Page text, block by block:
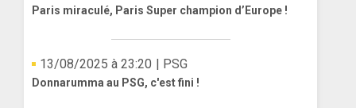
Paris miraculé, Paris Super champion d’Europe !
13/08/2025 à 23:20 | PSG
Donnarumma au PSG, c'est fini !